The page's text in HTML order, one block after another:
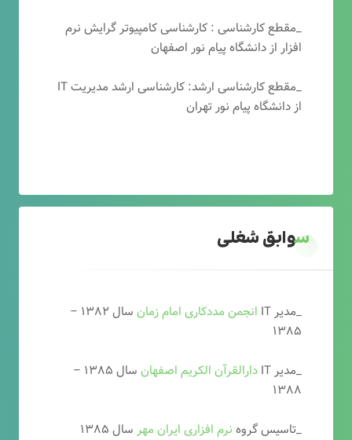
_مقطع کارشناسی : کارشناسی کامپیوتر گرایش نرم
افزار از دانشگاه پیام نور اصفهان
_مقطع کارشناسی ارشد: کارشناسی ارشد مدیریت IT
از دانشگاه پیام نور تهران
سوابق شغلی
_مدیر IT انجمن مددکاری امام زمان
سال ۱۳۸۲ –
۱۳۸۵
_مدیر IT
دارالقرآن الکریم اصفهان
سال ۱۳۸۵ –
۱۳۸۸
_تاسیس گروه نرم افزاری ایران مهر سال ۱۳۸۵